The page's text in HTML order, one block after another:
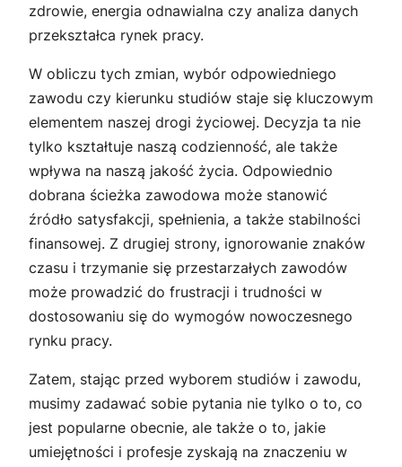
zdrowie, energia odnawialna czy analiza danych
przekształca rynek pracy.
W obliczu tych zmian, wybór odpowiedniego
zawodu czy kierunku studiów staje się kluczowym
elementem naszej drogi życiowej. Decyzja ta nie
tylko kształtuje naszą codzienność, ale także
wpływa na naszą jakość życia. Odpowiednio
dobrana ścieżka zawodowa może stanowić
źródło satysfakcji, spełnienia, a także stabilności
finansowej. Z drugiej strony, ignorowanie znaków
czasu i trzymanie się przestarzałych zawodów
może prowadzić do frustracji i trudności w
dostosowaniu się do wymogów nowoczesnego
rynku pracy.
Zatem, stając przed wyborem studiów i zawodu,
musimy zadawać sobie pytania nie tylko o to, co
jest popularne obecnie, ale także o to, jakie
umiejętności i profesje zyskają na znaczeniu w